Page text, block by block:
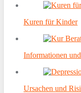
Kuren für Kinder
Informationen
Ursachen und